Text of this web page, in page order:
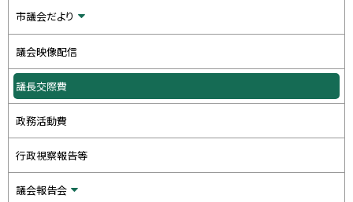
ド
メ
ニ
ュ
ー
市議会だより
議会映像配信
議長交際費
政務活動費
行政視察報告等
議会報告会